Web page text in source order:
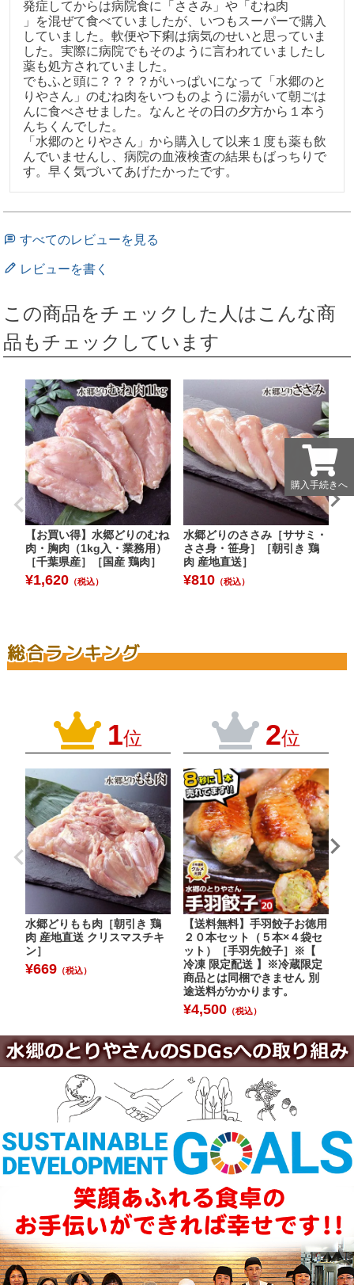
発症してからは病院食に「ささみ」や「むね肉
」を混ぜて食べていましたが、いつもスーパーで購入
していました。軟便や下痢は病気のせいと思っていま
した。実際に病院でもそのように言われていましたし
薬も処方されていました。
でもふと頭に？？？？がいっぱいになって「水郷のと
りやさん」のむね肉をいつものように湯がいて朝ごは
んに食べさせました。なんとその日の夕方から１本う
んちくんでした。
「水郷のとりやさん」から購入して以来１度も薬も飲
んでいませんし、病院の血液検査の結果もばっちりで
す。早く気づいてあげたかったです。
すべてのレビューを見る
レビューを書く
この商品をチェックした人はこんな商
品もチェックしています
【お買い得】水郷どりのむね
肉・胸肉（1kg入・業務用）
［千葉県産］［国産 鶏肉］
¥1,620 （税込）
水郷どりのささみ［ササミ・
ささ身・笹身］［朝引き 鶏
肉 産地直送］
¥810 （税込）
総合ランキング
1位
水郷どりもも肉［朝引き 鶏
肉 産地直送 クリスマスチキ
ン］
¥669 （税込）
2位
【送料無料】手羽餃子お徳用
２０本セット（５本×４袋セ
ット）［手羽先餃子］※【
冷凍 限定配送 】※冷蔵限定
商品とは同梱できません 別
途送料がかかります。
¥4,500 （税込）
購入手続きへ
購入手続きへ